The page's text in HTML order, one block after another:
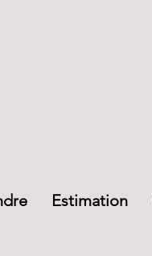
Estimation